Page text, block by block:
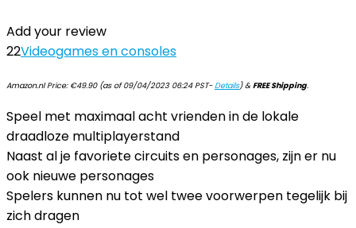
Add your review
22Videogames en consoles
Amazon.nl Price: €49.90(as of 09/04/2023 06:24 PST-Details)&FREE Shipping.
Speel met maximaal acht vrienden in de lokale
draadloze multiplayerstand
Naast al je favoriete circuits en personages, zijn er nu
ook nieuwe personages
Spelers kunnen nu tot wel twee voorwerpen tegelijk bij
zich dragen